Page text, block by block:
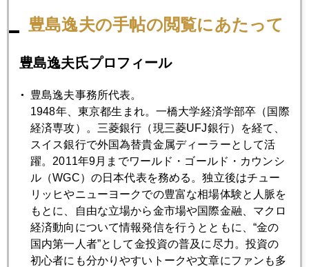
2020年
1月 2月 3月 4月 5月 6月
7月 8月 9月 10月 11月 12月
2020年07月31日
金２０００ドル寸前に急落、中国金投資規制も
豊島逸夫の手帖の閲覧にあたって
豊島逸夫氏プロフィール
豊島逸夫事務所代表。
1948年、東京都生まれ。一橋大学経済学部卒（国際
経済専攻）。三菱銀行（現三菱UFJ銀行）を経て、
スイス銀行で外国為替貴金属ディーラーとして活
躍。2011年9月までワールド・ゴールド・カウンシ
ル（WGC）の日本代表を務める。独立後はチュー
リッヒやニューヨークでの豊富な相場体験と人脈を
もとに、自由な立場から金市場や国際金融、マクロ
経済動向について情報発信を行うとともに、“金の
国内第一人者”として金投資の普及に尽力。投資の
初心者にも分かりやすいトークや文章にファンも多